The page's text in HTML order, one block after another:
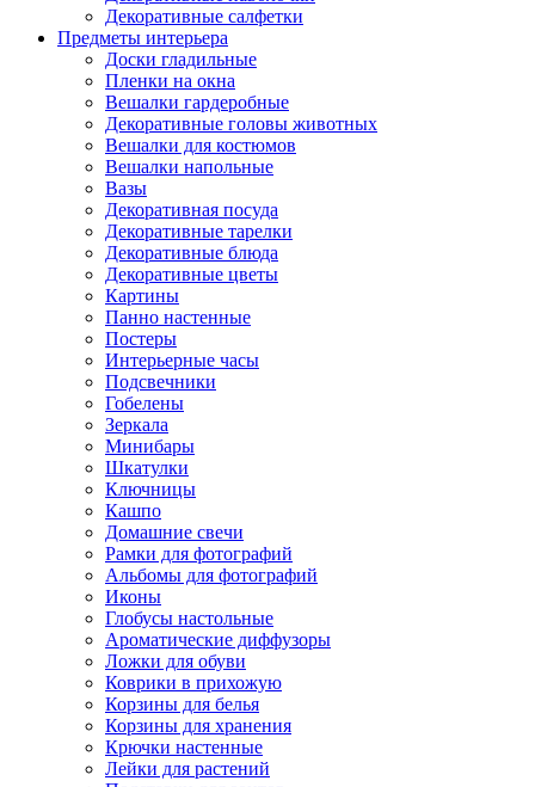
Декоративные салфетки
Предметы интерьера
Доски гладильные
Пленки на окна
Вешалки гардеробные
Декоративные головы животных
Вешалки для костюмов
Вешалки напольные
Вазы
Декоративная посуда
Декоративные тарелки
Декоративные блюда
Декоративные цветы
Картины
Панно настенные
Постеры
Интерьерные часы
Подсвечники
Гобелены
Зеркала
Минибары
Шкатулки
Ключницы
Кашпо
Домашние свечи
Рамки для фотографий
Альбомы для фотографий
Иконы
Глобусы настольные
Ароматические диффузоры
Ложки для обуви
Коврики в прихожую
Корзины для белья
Корзины для хранения
Крючки настенные
Лейки для растений